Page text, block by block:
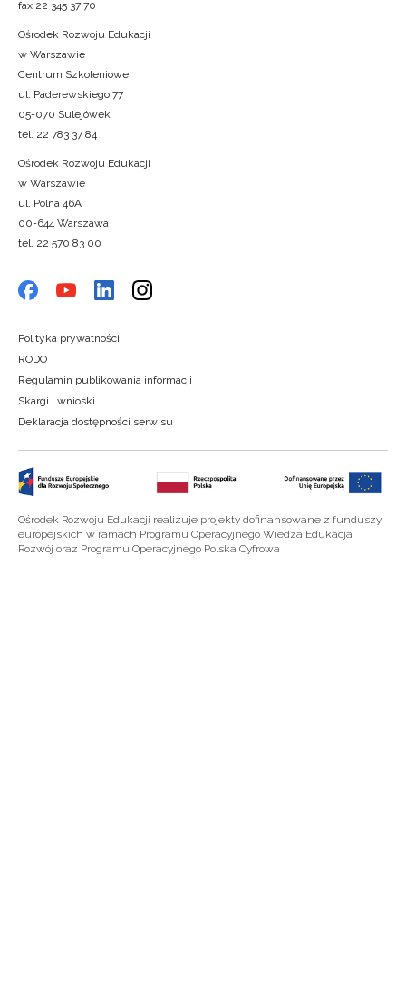
fax 22 345 37 70
Ośrodek Rozwoju Edukacji
w Warszawie
Centrum Szkoleniowe
ul. Paderewskiego 77
05-070 Sulejówek
tel. 22 783 37 84
Ośrodek Rozwoju Edukacji
w Warszawie
ul. Polna 46A
00-644 Warszawa
tel. 22 570 83 00
Polityka prywatności
RODO
Regulamin publikowania informacji
Skargi i wnioski
Deklaracja dostępności serwisu
Ośrodek Rozwoju Edukacji realizuje projekty dofinansowane z funduszy
europejskich w ramach Programu Operacyjnego Wiedza Edukacja
Rozwój oraz Programu Operacyjnego Polska Cyfrowa